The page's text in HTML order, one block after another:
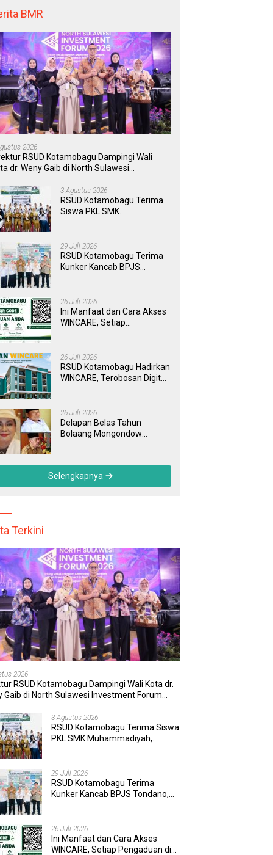
BMR
2026
RSUD Kotamobagu Dampingi Wali
dr. Weny Gaib di North Sulawesi
3 Agustus 2026
RSUD Kotamobagu Terima
Siswa PKL SMK
dan Layanan Kesehatan
29 Juli 2026
RSUD Kotamobagu Terima
Kunker Kancab BPJS
Wujudkan UHC
26 Juli 2026
Ini Manfaat dan Cara Akses
WINCARE, Setiap
Dipantau Dan Ditangani
dengan Tuntas
26 Juli 2026
RSUD Kotamobagu Hadirkan
WINCARE, Terobosan Digital
yang Cepat, Transparan, dan
Responsif
26 Juli 2026
Delapan Belas Tahun
Bolaang Mongondow
Sebuah Daerah yang
Menolak Tertinggal
Selengkapnya
Terkini
2026
RSUD Kotamobagu Dampingi Wali Kota dr.
Gaib di North Sulawesi Investment Forum
3 Agustus 2026
RSUD Kotamobagu Terima Siswa
PKL SMK Muhammadiyah,
29 Juli 2026
RSUD Kotamobagu Terima
Kunker Kancab BPJS Tondano,
26 Juli 2026
Ini Manfaat dan Cara Akses
WINCARE, Setiap Pengaduan di